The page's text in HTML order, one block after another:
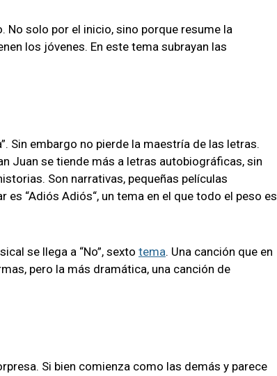
No solo por el inicio, sino porque resume la
los jóvenes. En este tema subrayan las
Sin embargo no pierde la maestría de las letras.
Juan se tiende más a letras autobiográficas, sin
Son narrativas, pequeñas películas
“Adiós Adiós“, un tema en el que todo el peso es
se llega a “No”, sexto tema. Una canción que en
pero la más dramática, una canción de
Si bien comienza como las demás y parece